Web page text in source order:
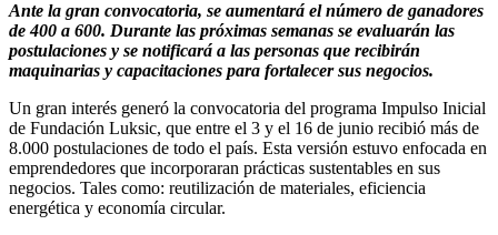
Ante la gran convocatoria, se aumentará el número de ganadores
de 400 a 600. Durante las próximas semanas se evaluarán las
postulaciones y se notificará a las personas que recibirán
maquinarias y capacitaciones para fortalecer sus negocios.
Un gran interés generó la convocatoria del programa Impulso Inicial
de Fundación Luksic, que entre el 3 y el 16 de junio recibió más de
8.000 postulaciones de todo el país. Esta versión estuvo enfocada en
emprendedores que incorporaran prácticas sustentables en sus
negocios. Tales como: reutilización de materiales, eficiencia
energética y economía circular.